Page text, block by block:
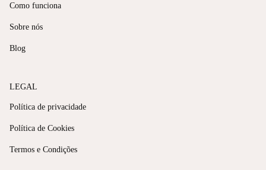
Como funciona
Sobre nós
Blog
LEGAL
Política de privacidade
Política de Cookies
Termos e Condições